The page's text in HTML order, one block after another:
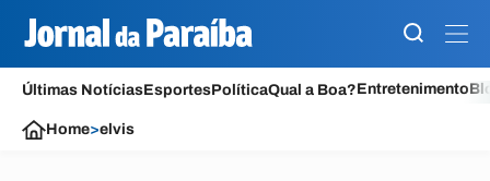
Últimas NotíciasEsportesPolíticaQual a Boa?Entretenimento
Home>elvis